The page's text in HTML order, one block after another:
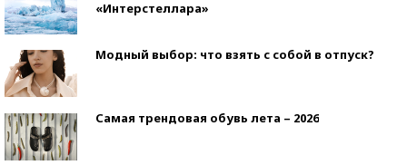
«Интерстеллара»
Модный выбор: что взять с собой в отпуск?
Самая трендовая обувь лета – 2026